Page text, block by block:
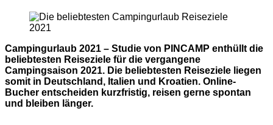
Campingurlaub 2021 – Studie von PINCAMP enthüllt die
beliebtesten Reiseziele für die vergangene
Campingsaison 2021. Die beliebtesten Reiseziele liegen
somit in Deutschland, Italien und Kroatien. Online-
Bucher entscheiden kurzfristig, reisen gerne spontan
und bleiben länger.